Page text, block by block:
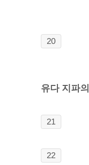
20
유다 지파
21
22